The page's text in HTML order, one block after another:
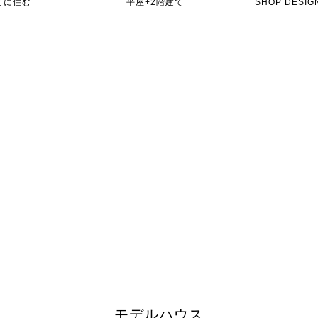
に住む 平屋+2階建て SHOP
モデルハウス